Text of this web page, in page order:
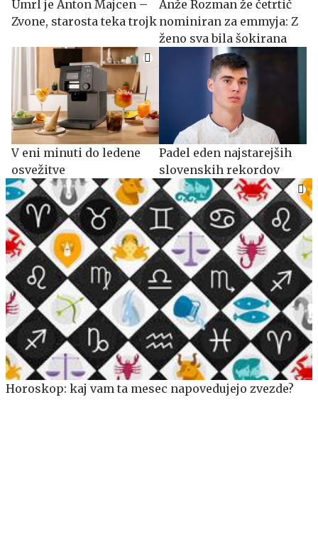
Umrl je Anton Majcen –
Zvone, starosta teka trojk
Anže Rozman že četrtič
nominiran za emmyja: Z
ženo sva bila šokirana
V eni minuti do ledene
osvežitve
Padel eden najstarejših
slovenskih rekordov
Horoskop: kaj vam ta mesec napovedujejo zvezde?